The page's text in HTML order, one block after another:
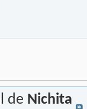
de Nichita